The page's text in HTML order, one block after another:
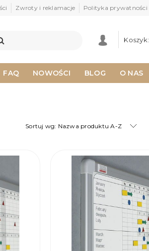
Zwroty i reklamacje Polityka prywatności
Koszyk:
FAQ NOWOŚCI BLOG O NAS
Sortuj wg: Nazwa produktu A-Z